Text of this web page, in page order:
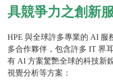
具競爭力之創新
HPE 與全球許多專業的 AI 服
多合作夥伴，包含許多 IT 界
有 AI 方案驚艷全球的科技新
視覺分析等方案：